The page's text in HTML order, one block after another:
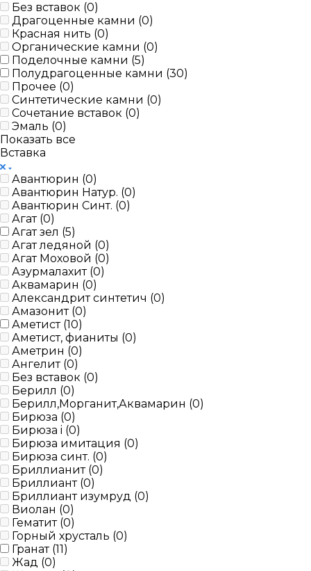
Без вставок (0)
Драгоценные камни (0)
Красная нить (0)
Органические камни (0)
Поделочные камни (5)
Полудрагоценные камни (30)
Прочее (0)
Синтетические камни (0)
Сочетание вставок (0)
Эмаль (0)
Показать все
Вставка
Авантюрин (0)
Авантюрин Натур. (0)
Авантюрин Синт. (0)
Агат (0)
Агат зел (5)
Агат ледяной (0)
Агат Моховой (0)
Азурмалахит (0)
Аквамарин (0)
Александрит синтетич (0)
Амазонит (0)
Аметист (10)
Аметист, фианиты (0)
Аметрин (0)
Ангелит (0)
Без вставок (0)
Берилл (0)
Берилл,Морганит,Аквамарин (0)
Бирюза (0)
Бирюза i (0)
Бирюза имитация (0)
Бирюза синт. (0)
Бриллианит (0)
Бриллиант (0)
Бриллиант изумруд (0)
Виолан (0)
Гематит (0)
Горный хрусталь (0)
Гранат (11)
Жад (0)